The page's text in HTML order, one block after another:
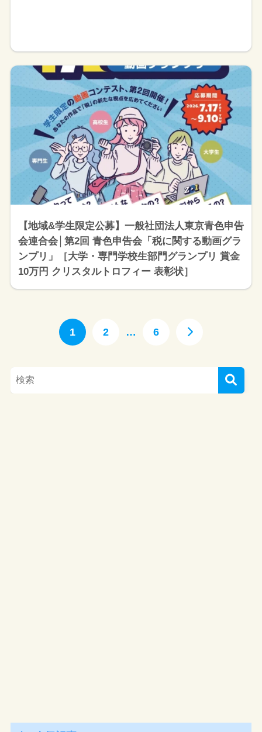
【地域&学生限定公募】一般社団法人東京青色申告
会連合会│第2回 青色申告会「税に関する動画グラ
ンプリ」［大学・専門学校生部門グランプリ 賞金
10万円 クリスタルトロフィー 表彰状］
1 2 … 6